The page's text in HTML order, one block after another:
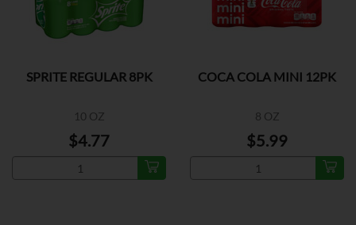
SPRITE REGULAR 8PK
10 OZ
$4.77
COCA COLA MINI 12PK
8 OZ
$5.99